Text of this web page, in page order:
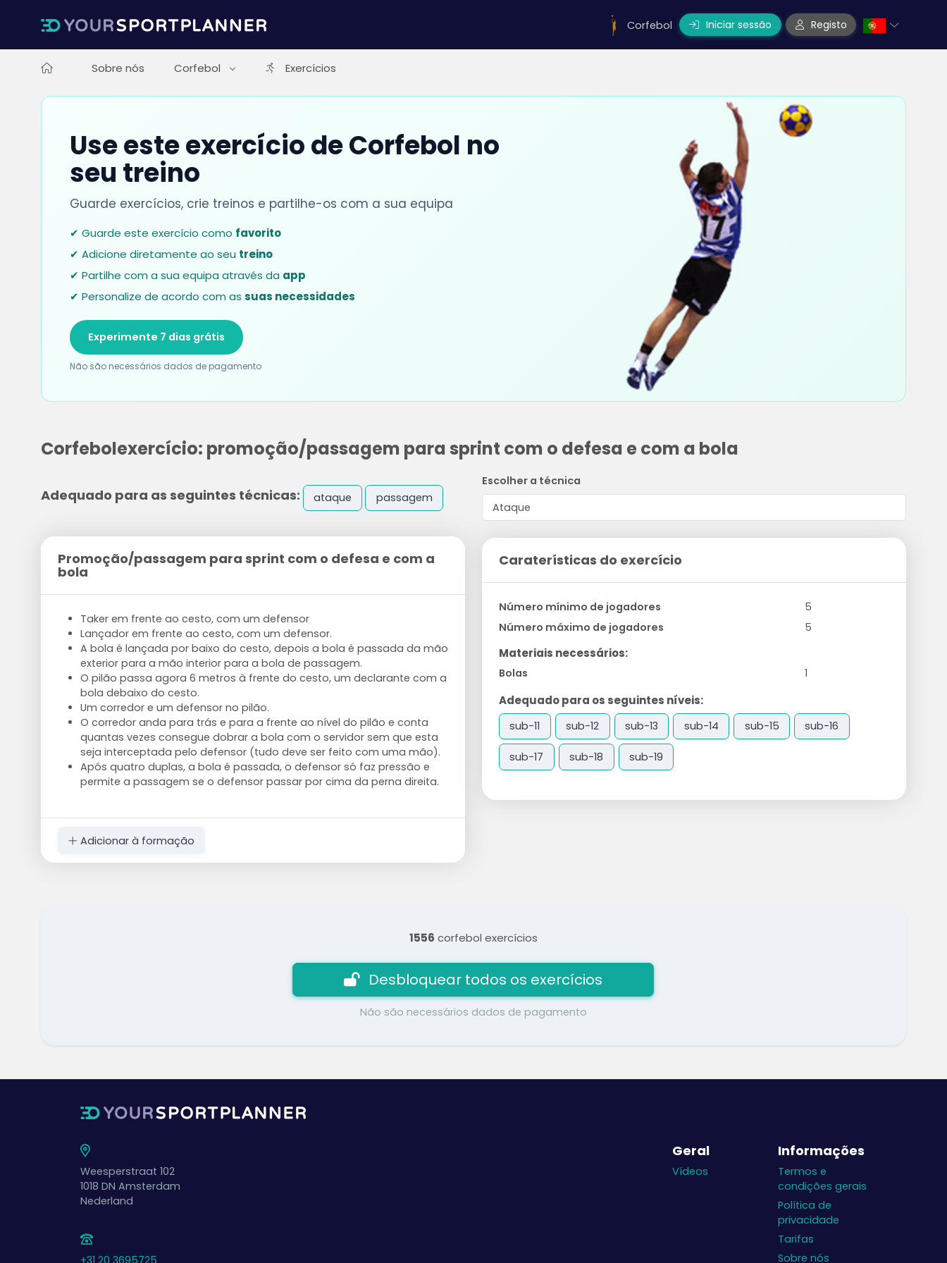
Corfebol Iniciar sessão Registo
Sobre nós Corfebol Exercícios
Use este exercício de Corfebol no
seu treino
Guarde exercícios, crie treinos e partilhe-os com a sua equipa
✔ Guarde este exercício como favorito
✔ Adicione diretamente ao seu treino
✔ Partilhe com a sua equipa através da app
✔ Personalize de acordo com as suas necessidades
Experimente 7 dias grátis
Não são necessários dados de pagamento
Corfebolexercício: promoção/passagem para sprint com o defesa e com a bola
Adequado para as seguintes técnicas: ataque passagem
Promoção/passagem para sprint com o defesa e com a
bola
Taker em frente ao cesto, com um defensor
Lançador em frente ao cesto, com um defensor.
A bola é lançada por baixo do cesto, depois a bola é passada da mão
exterior para a mão interior para a bola de passagem.
O pilão passa agora 6 metros à frente do cesto, um declarante com a
bola debaixo do cesto.
Um corredor e um defensor no pilão.
O corredor anda para trás e para a frente ao nível do pilão e conta
quantas vezes consegue dobrar a bola com o servidor sem que esta
seja interceptada pelo defensor (tudo deve ser feito com uma mão).
Após quatro duplas, a bola é passada, o defensor só faz pressão e
permite a passagem se o defensor passar por cima da perna direita.
Adicionar à formação
Escolher a técnica
Caraterísticas do exercício
Número mínimo de jogadores
5
Número máximo de jogadores
5
Materiais necessários:
Bolas 1
Adequado para os seguintes níveis:
sub-11 sub-12 sub-13 sub-14 sub-15 sub-16
sub-17 sub-18 sub-19
1556 corfebol exercícios
Desbloquear todos os exercícios
Não são necessários dados de pagamento
Weesperstraat 102
1018 DN Amsterdam
Nederland
+31 20 3695725
Geral
Vídeos
Informações
Termos e
condições gerais
Política de
privacidade
Tarifas
Sobre nós